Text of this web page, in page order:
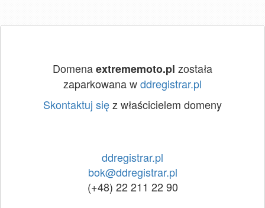
Domenaextrememoto.pl została
zaparkowana wddregistrar.pl
Skontaktuj sięz właścicielem domeny
ddregistrar.pl
bok@ddregistrar.pl
(+48) 22 211 22 90